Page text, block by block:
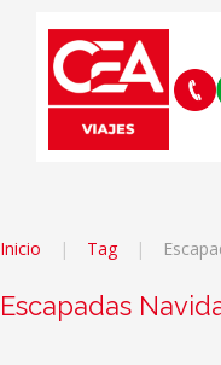
Inicio Tag
Escapadas